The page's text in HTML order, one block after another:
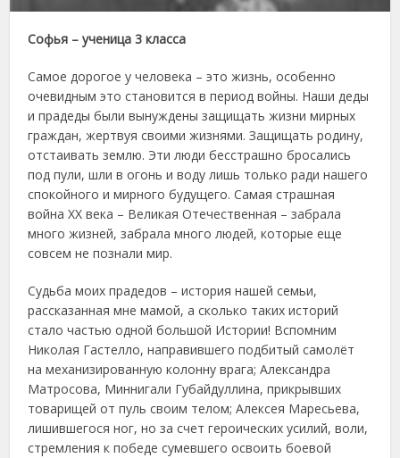
Софья – ученица 3 класса
Самое дорогое у человека – это жизнь, особенно
очевидным это становится в период войны. Наши деды
и прадеды были вынуждены защищать жизни мирных
граждан, жертвуя своими жизнями. Защищать родину,
отстаивать землю. Эти люди бесстрашно бросались
под пули, шли в огонь и воду лишь только ради нашего
спокойного и мирного будущего. Самая страшная
война ХХ века – Великая Отечественная – забрала
много жизней, забрала много людей, которые еще
совсем не познали мир.
Судьба моих прадедов – история нашей семьи,
рассказанная мне мамой, а сколько таких историй
стало частью одной большой Истории! Вспомним
Николая Гастелло, направившего подбитый самолёт
на механизированную колонну врага; Александра
Матросова, Миннигали Губайдуллина, прикрывших
товарищей от пуль своим телом; Алексея Маресьева,
лишившегося ног, но за счет героических усилий, воли,
стремления к победе сумевшего освоить боевой